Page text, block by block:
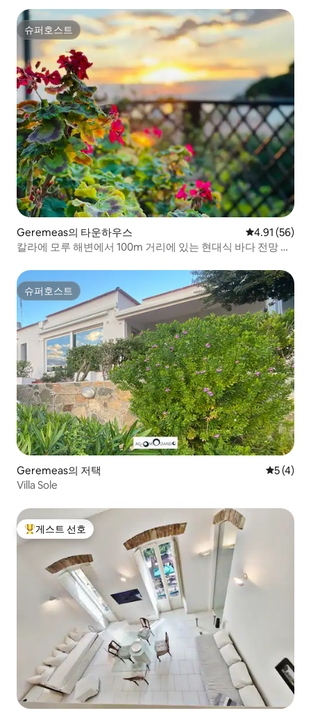
슈퍼호스트
슈퍼호스트
Geremeas의 타운하우스 평점 4.91점
4.91 (56)
칼라에 모루 해변에서 100m 거리에 있는 현대식 바다 전망 숙
슈퍼호스트
슈퍼호스트
Geremeas의 저택 평점 5점
5 (4)
Villa Sole
상위 게스트 선호
게스트 선호